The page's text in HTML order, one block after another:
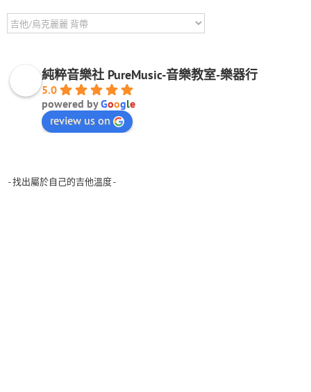
純粹音樂社 PureMusic-音樂教室-樂器行
5.0
powered byGoogle
review us on
-找出屬於自己的吉他溫度-